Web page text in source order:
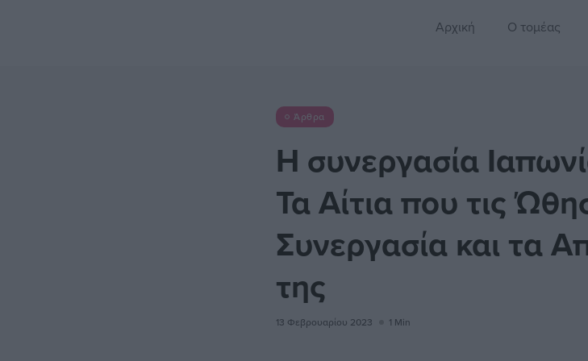
Αρχική Ο τομέας
Άρθρα
Η συνεργασία
Τα Αίτια που τις
Συνεργασία και τα
της
13 Φεβρουαρίου 2023 1 Min